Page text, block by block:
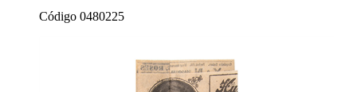
Código 0480225